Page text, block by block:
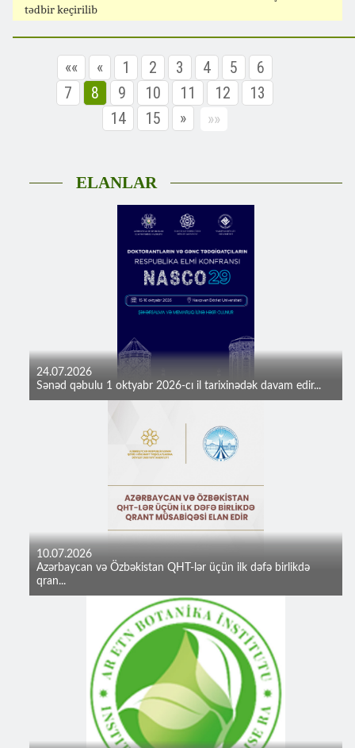
tədbir keçirilib
«« « 1 2 3 4 5
6
7
8 9 10 11 12
13
14
15 » »»
ELANLAR
24.07.2026
Sənəd qəbulu 1 oktyabr 2026-cı il tarixinədək davam edir...
10.07.2026
Azərbaycan və Özbəkistan QHT-lər üçün ilk dəfə birlikdə
qran...